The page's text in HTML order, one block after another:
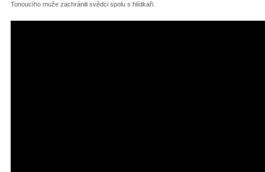
Tonoucího muže zachránili svědci spolu s hlídkaři.